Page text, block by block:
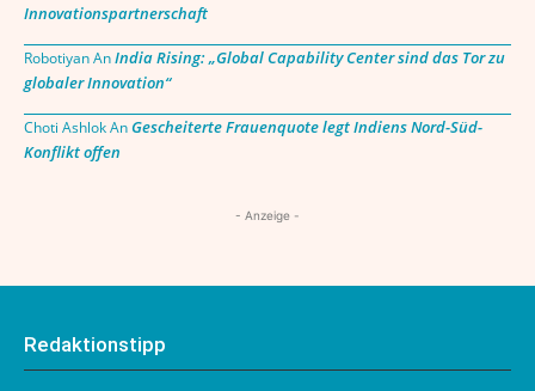
Innovationspartnerschaft
RobotiyanAnIndia Rising: „Global Capability Center sind das Tor zu
globaler Innovation“
Choti AshlokAnGescheiterte Frauenquote legt Indiens Nord-Süd-
Konflikt offen
- Anzeige -
Redaktionstipp